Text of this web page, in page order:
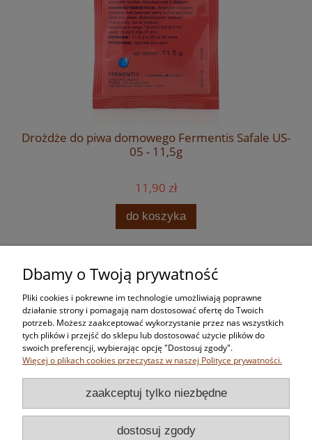
Drożdże do piwa domowego Fermentis Safale US-
05 - 11,5g
11,90 zł
do koszyka
Zakupy
Pomoc
Moje konto
Informacje
Dbamy o Twoją prywatność
Pliki cookies i pokrewne im technologie umożliwiają poprawne
działanie strony i pomagają nam dostosować ofertę do Twoich
potrzeb. Możesz zaakceptować wykorzystanie przez nas wszystkich
tych plików i przejść do sklepu lub dostosować użycie plików do
swoich preferencji, wybierając opcję "Dostosuj zgody".
Więcej o plikach cookies przeczytasz w naszej Polityce prywatności.
zaakceptuj tylko niezbędne
dostosuj zgody